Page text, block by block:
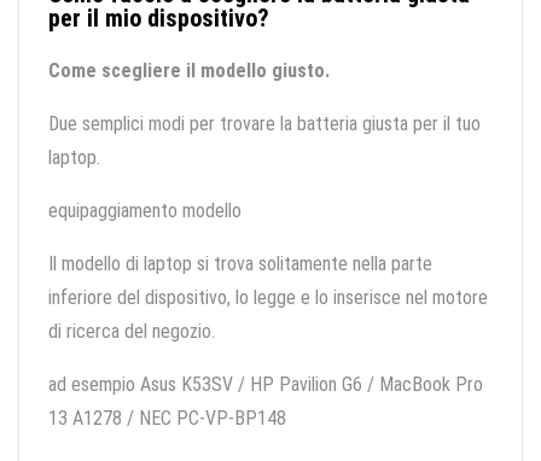
per il mio dispositivo?
Come scegliere il modello giusto.
Due semplici modi per trovare la batteria giusta per il tuo
laptop.
equipaggiamento modello
Il modello di laptop si trova solitamente nella parte
inferiore del dispositivo, lo legge e lo inserisce nel motore
di ricerca del negozio.
ad esempio Asus K53SV / HP Pavilion G6 / MacBook Pro
13 A1278 / NEC PC-VP-BP148